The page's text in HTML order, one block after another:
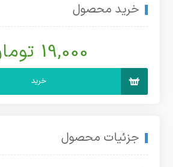
خرید محصول
19,000 تومان
خرید
جزئیات محصول